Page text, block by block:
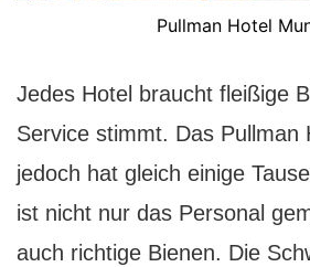
Pullman Hotel
Jedes Hotel braucht fleißige
Service stimmt. Das Pullman
jedoch hat gleich einige
ist nicht nur das Personal
auch richtige Bienen. Die